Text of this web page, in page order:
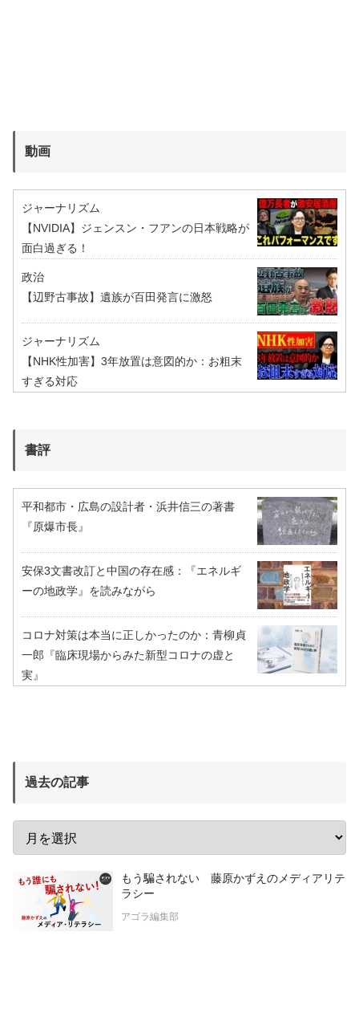
動画
ジャーナリズム
【NVIDIA】ジェンスン・フアンの日本戦略が
面白過ぎる！
政治
【辺野古事故】遺族が百田発言に激怒
ジャーナリズム
【NHK性加害】3年放置は意図的か：お粗末
すぎる対応
書評
平和都市・広島の設計者・浜井信三の著書
『原爆市長』
安保3文書改訂と中国の存在感：『エネルギ
ーの地政学』を読みながら
コロナ対策は本当に正しかったのか：青柳貞
一郎『臨床現場からみた新型コロナの虚と
実』
過去の記事
もう騙されない 藤原かずえのメディアリテ
ラシー
アゴラ編集部